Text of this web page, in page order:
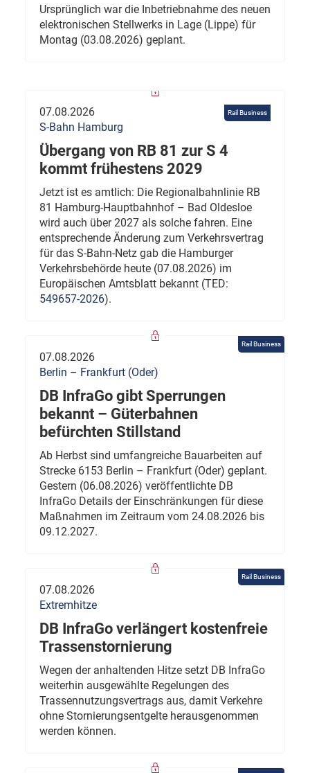
Ursprünglich war die Inbetriebnahme des neuen
elektronischen Stellwerks in Lage (Lippe) für
Montag (03.08.2026) geplant.
Rail Business
07.08.2026
S-Bahn Hamburg
Übergang von RB 81 zur S 4
kommt frühestens 2029
Jetzt ist es amtlich: Die Regionalbahnlinie RB
81 Hamburg-Hauptbahnhof – Bad Oldesloe
wird auch über 2027 als solche fahren. Eine
entsprechende Änderung zum Verkehrsvertrag
für das S-Bahn-Netz gab die Hamburger
Verkehrsbehörde heute (07.08.2026) im
Europäischen Amtsblatt bekannt (TED:
549657-2026).
Rail Business
07.08.2026
Berlin – Frankfurt (Oder)
DB InfraGo gibt Sperrungen
bekannt – Güterbahnen
befürchten Stillstand
Ab Herbst sind umfangreiche Bauarbeiten auf
Strecke 6153 Berlin – Frankfurt (Oder) geplant.
Gestern (06.08.2026) veröffentlichte DB
InfraGo Details der Einschränkungen für diese
Maßnahmen im Zeitraum vom 24.08.2026 bis
09.12.2027.
Rail Business
07.08.2026
Extremhitze
DB InfraGo verlängert kostenfreie
Trassenstornierung
Wegen der anhaltenden Hitze setzt DB InfraGo
weiterhin ausgewählte Regelungen des
Trassennutzungsvertrags aus, damit Verkehre
ohne Stornierungsentgelte herausgenommen
werden können.